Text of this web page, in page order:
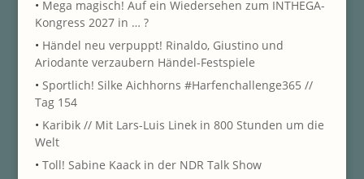
• Mega magisch! Auf ein Wiedersehen zum INTHEGA-
Kongress 2027 in … ?
• Händel neu verpuppt! Rinaldo, Giustino und
Ariodante verzaubern Händel-Festspiele
• Sportlich! Silke Aichhorns #Harfenchallenge365 //
Tag 154
• Karibik // Mit Lars-Luis Linek in 800 Stunden um die
Welt
• Toll! Sabine Kaack in der NDR Talk Show